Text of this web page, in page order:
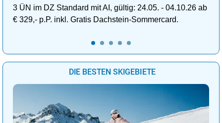
3 ÜN im DZ Standard mit AI, gültig: 24.05. - 04.10.26 ab
€ 329,- p.P. inkl. Gratis Dachstein-Sommercard.
DIE BESTEN SKIGEBIETE